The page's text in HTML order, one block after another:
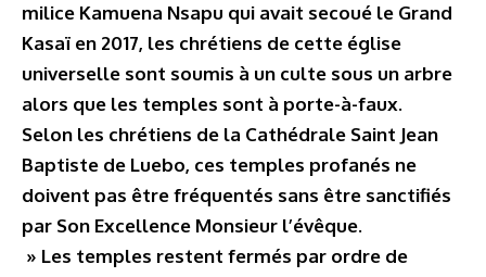
milice Kamuena Nsapu qui avait secoué le Grand
Kasaï en 2017, les chrétiens de cette église
universelle sont soumis à un culte sous un arbre
alors que les temples sont à porte-à-faux.
Selon les chrétiens de la Cathédrale Saint Jean
Baptiste de Luebo, ces temples profanés ne
doivent pas être fréquentés sans être sanctifiés
par Son Excellence Monsieur l’évêque.
» Les temples restent fermés par ordre de